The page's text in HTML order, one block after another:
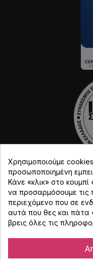
Copyright © Djmania
Χρησιμοποιούμε
προσωποποιημένη
Κάνε «κλικ» στο
να προσαρμόσουμε τις
περιεχόμενο που σε
αυτά που θες και πάτα
βρεις όλες τις